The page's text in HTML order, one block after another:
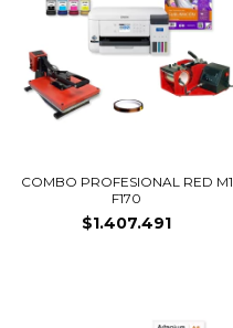
COMBO PROFESIONAL RED M1
F170
$1.407.491